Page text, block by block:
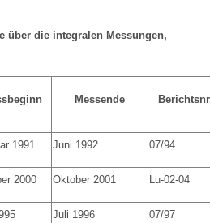
über die integralen Messungen,
Messende
1991 Juni 1992 07/94
2000 Oktober 2001 Lu-02-04
Juli 1996 07/97